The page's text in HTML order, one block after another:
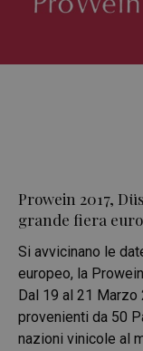
Prowein 2017,
grande fiera
Si avvicinano le
europeo, la
Dal 19 al 21
provenienti da 50
nazioni vinicole al